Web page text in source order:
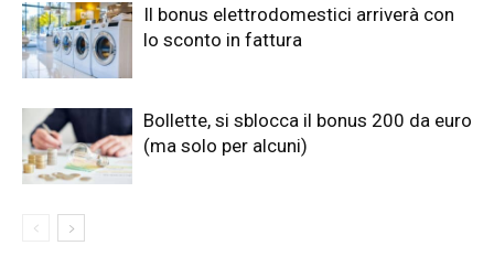
Il bonus elettrodomestici arriverà con
lo sconto in fattura
Bollette, si sblocca il bonus 200 da euro
(ma solo per alcuni)